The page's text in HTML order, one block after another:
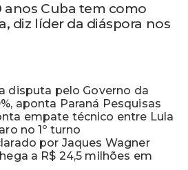
anos Cuba tem como
diz líder da diáspora nos
disputa pelo Governo da
aponta Paraná Pesquisas
empate técnico entre Lula
no 1º turno
por Jaques Wagner
a R$ 24,5 milhões em